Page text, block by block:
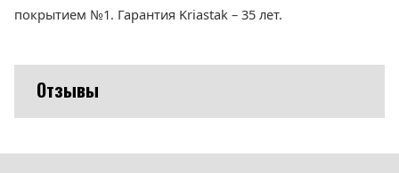
покрытием №1. Гарантия Kriastak – 35 лет.
Отзывы